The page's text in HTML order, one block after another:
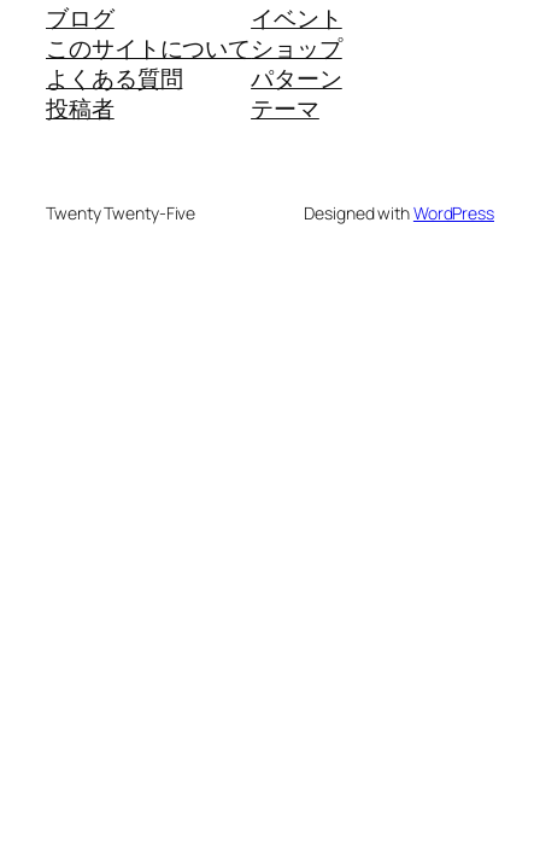
ブログ
このサイトについて
よくある質問
投稿者
イベント
ショップ
パターン
テーマ
Twenty Twenty-Five Designed withWordPress